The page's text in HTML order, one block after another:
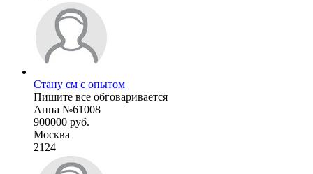
Стану см с опытом
Пишите все обговаривается
Анна №61008
900000 руб.
Москва
2124